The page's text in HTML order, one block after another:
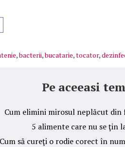
,bacterii,bucatarie,tocator,
Pe aceeasi
Cum elimini mirosul neplăcut
5 alimente care nu se ţin
Cum să cureţi o rodie corect în